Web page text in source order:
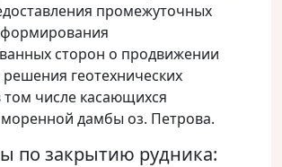
промежуточных
сторон о продвижении
геотехнических
том числе касающихся
дамбы оз. Петрова.
по закрытию рудника: